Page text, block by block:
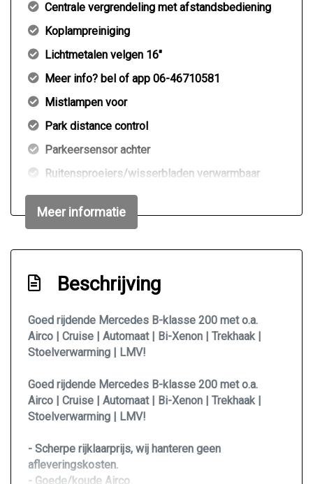
Centrale vergrendeling met afstandsbediening
Koplampreiniging
Lichtmetalen velgen 16"
Meer info? bel of app 06-46710581
Mistlampen voor
Park distance control
Parkeersensor achter
Ruitensproeiers/wisserbladen verwarmbaar
Trekhaak met afneembare kogel
Interieur
Airco
Elektrische ramen voor
Hoofdsteunen anti-whiplash
Lendesteun(en) verstelbaar
Middenarmsteun voor
Passagiersstoel in hoogte verstelbaar
Stuur en versnellingspook (kunst)leder
Stuur verstelbaar
Meer informatie
Beschrijving
Goed rijdende Mercedes B-klasse 200 met o.a.
Airco | Cruise | Automaat | Bi-Xenon | Trekhaak |
Stoelverwarming | LMV!
Goed rijdende Mercedes B-klasse 200 met o.a.
Airco | Cruise | Automaat | Bi-Xenon | Trekhaak |
Stoelverwarming | LMV!
- Scherpe rijklaarprijs, wij hanteren geen
afleveringskosten.
- Goede/koude Airco